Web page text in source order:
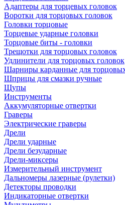
Адаптеры для торцевых головок
Воротки для торцовых головок
Головки торцовые
Торцевые ударные головки
Торцовые биты - головки
Трещотки для торцовых головок
Удлинители для торцовых головок
Шарниры карданные для
Шприцы для смазки ручные
Щупы
Инструменты
Аккумуляторные отвертки
Граверы
Электрические граверы
Дрели
Дрели ударные
Дрели безударные
Дрели-миксеры
Измерительный инструмент
Дальномеры лазерные (рулетки)
Детекторы проводки
Индикаторные отвертки